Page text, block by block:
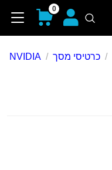
0
כרטיסי מסך
NVIDIA